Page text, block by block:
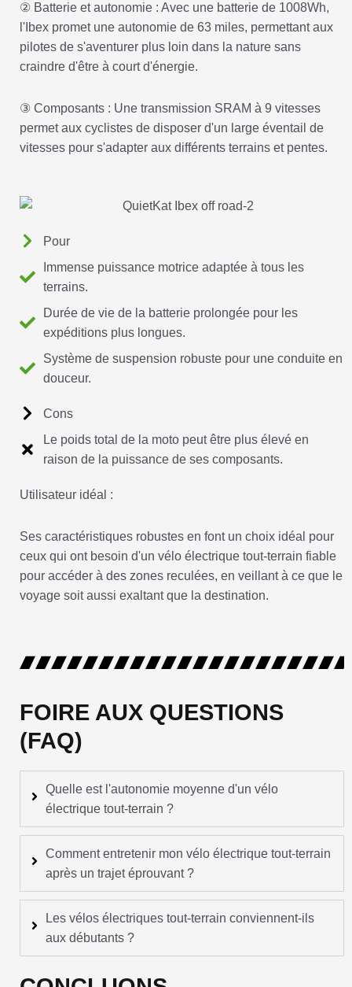
② Batterie et autonomie : Avec une batterie de 1008Wh,
l'Ibex promet une autonomie de 63 miles, permettant aux
pilotes de s'aventurer plus loin dans la nature sans
craindre d'être à court d'énergie.
③ Composants : Une transmission SRAM à 9 vitesses
permet aux cyclistes de disposer d'un large éventail de
vitesses pour s'adapter aux différents terrains et pentes.
Pour
Immense puissance motrice adaptée à tous les
terrains.
Durée de vie de la batterie prolongée pour les
expéditions plus longues.
Système de suspension robuste pour une conduite en
douceur.
Cons
Le poids total de la moto peut être plus élevé en
raison de la puissance de ses composants.
Utilisateur idéal :
Ses caractéristiques robustes en font un choix idéal pour
ceux qui ont besoin d'un vélo électrique tout-terrain fiable
pour accéder à des zones reculées, en veillant à ce que le
voyage soit aussi exaltant que la destination.
FOIRE AUX QUESTIONS
(FAQ)
Quelle est l'autonomie moyenne d'un vélo
électrique tout-terrain ?
Comment entretenir mon vélo électrique tout-terrain
après un trajet éprouvant ?
Les vélos électriques tout-terrain conviennent-ils
aux débutants ?